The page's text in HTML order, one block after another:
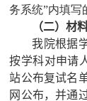
务系统”内填写
（二）材
我院根据
按学科对申请
站公布复试名
网公布，并通